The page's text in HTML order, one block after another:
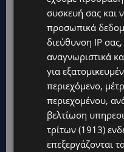
UPDATES
ΜΑΚΑΡΙΟΣ
για τα δικαστικά
συσκευή σας και
προσωπικά
διεύθυνση IP
αναγνωριστικά
για
περιεχόμενο,
περιεχομένου,
βελτίωση
τρίτων (1913)
επεξεργάζονται